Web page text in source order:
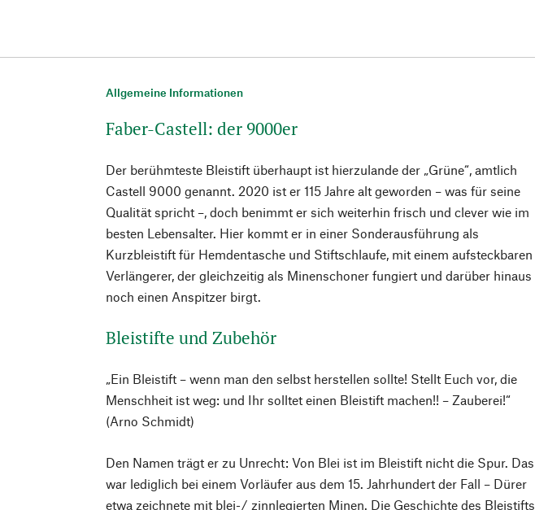
Allgemeine Informationen
Faber-Castell: der 9000er
Der berühmteste Bleistift überhaupt ist hierzulande der „Grüne“, amtlich
Castell 9000 genannt. 2020 ist er 115 Jahre alt geworden – was für seine
Qualität spricht –, doch benimmt er sich weiterhin frisch und clever wie im
besten Lebensalter. Hier kommt er in einer Sonderausführung als
Kurzbleistift für Hemdentasche und Stiftschlaufe, mit einem aufsteckbaren
Verlängerer, der gleichzeitig als Minenschoner fungiert und darüber hinaus
noch einen Anspitzer birgt.
Bleistifte und Zubehör
„Ein Bleistift – wenn man den selbst herstellen sollte! Stellt Euch vor, die
Menschheit ist weg: und Ihr solltet einen Bleistift machen!! – Zauberei!“
(Arno Schmidt)
Den Namen trägt er zu Unrecht: Von Blei ist im Bleistift nicht die Spur. Das
war lediglich bei einem Vorläufer aus dem 15. Jahrhundert der Fall – Dürer
etwa zeichnete mit blei-/ zinnlegierten Minen. Die Geschichte des Bleistifts